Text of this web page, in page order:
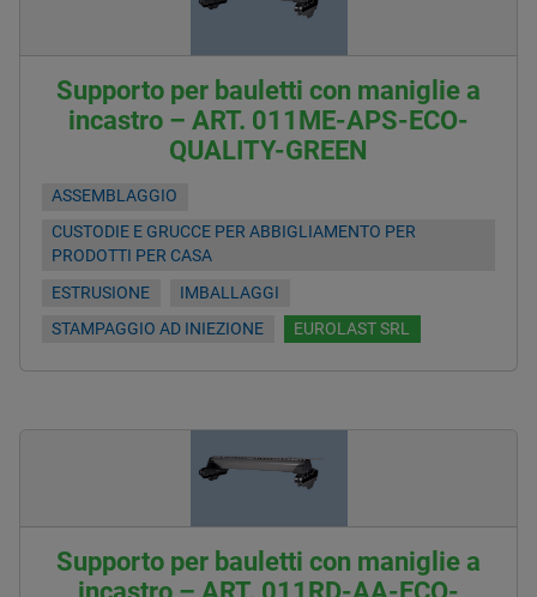
Supporto per bauletti con maniglie a
incastro – ART. 011ME-APS-ECO-
QUALITY-GREEN
ASSEMBLAGGIO
CUSTODIE E GRUCCE PER ABBIGLIAMENTO PER
PRODOTTI PER CASA
ESTRUSIONE
IMBALLAGGI
STAMPAGGIO AD INIEZIONE
EUROLAST SRL
Supporto per bauletti con maniglie a